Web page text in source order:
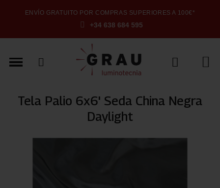
ENVÍO GRATUITO POR COMPRAS SUPERIORES A 100€*
+34 638 684 595
Tela Palio 6x6' Seda China Negra
Daylight